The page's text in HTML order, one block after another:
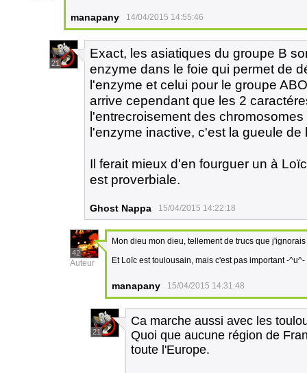
manapany 14/04/2015 14:55:46
21
Exact, les asiatiques du groupe B
enzyme dans le foie qui permet de
l'enzyme et celui pour le groupe
arrive cependant que les 2
l'entrecroisement des
l'enzyme inactive, c'est la gueule
Il ferait mieux d'en fourguer un à
est proverbiale.
Ghost Nappa 15/04/2015 14:22:18
42
Auteur
Mon dieu mon dieu, tellement de trucs que
Et Loïc est toulousain, mais c'est pas important -^u^-
manapany 15/04/2015 14:31:48
21
Ca marche aussi avec les
Quoi que aucune région de
toute l'Europe.